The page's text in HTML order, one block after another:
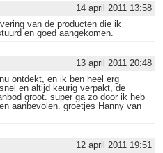
14 april 2011 13:58
van de producten die ik
en goed aangekomen.
13 april 2011 20:48
ontdekt, en ik ben heel erg
en altijd keurig verpakt, de
groot. super ga zo door ik heb
aanbevolen. groetjes Hanny van
12 april 2011 19:51